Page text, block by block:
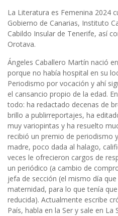
La Literatura es Femenina 2024
Gobierno de Canarias, Instituto
Cabildo Insular de Tenerife, así
Orotava.
Ángeles Caballero Martín nació
porque no había hospital en su
Periodismo por vocación y ahí
el cansancio propio de la edad.
todo: ha redactado decenas de
brillo a publirreportajes, ha
muy variopintas y ha resuelto
recibió un premio de periodismo
madre, poco dada al halago,
veces le ofrecieron cargos de
un periódico (a cambio de
jefa de sección (el mismo día
maternidad, para lo que tenía
reducida). Actualmente escribe
País, habla en la Ser y sale en La